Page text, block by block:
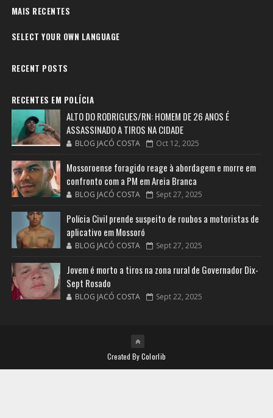
MAIS RECENTES
SELECT YOUR OWN LANGUAGE
RECENT POSTS
RECENTES EM POLÍCIA
ALTO DO RODRIGUES/RN: HOMEM DE 26 ANOS É
ASSASSINADO A TIROS NA CIDADE
BLOG JACÓ COSTA Oct 12, 2025
Mossoroense foragido reage à abordagem e morre em
confronto com a PM em Areia Branca
BLOG JACÓ COSTA Sept 27, 2025
Polícia Civil prende suspeito de roubos a motoristas de
aplicativo em Mossoró
BLOG JACÓ COSTA Sept 27, 2025
Jovem é morto a tiros na zona rural de Governador Dix-
Sept Rosado
BLOG JACÓ COSTA Sept 22, 2025
Created ByColorlib